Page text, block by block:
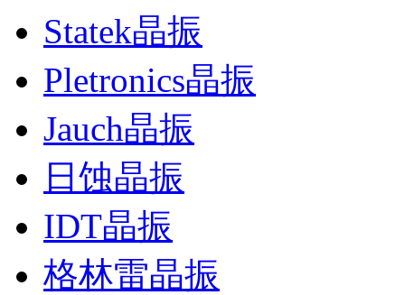
Statek晶振
Pletronics晶振
Jauch晶振
日蚀晶振
IDT晶振
格林雷晶振